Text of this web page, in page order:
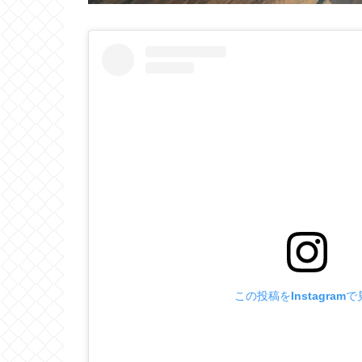
この投稿をInstagramで